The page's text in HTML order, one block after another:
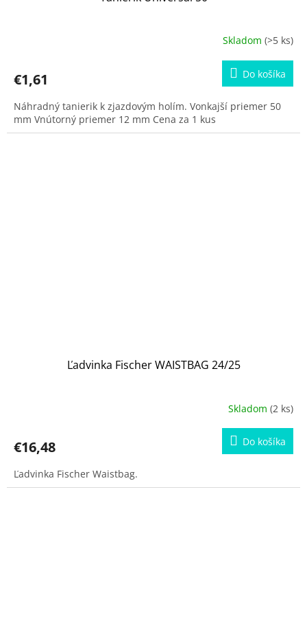
Skladom (>5 ks)
€1,61 Do košíka
Náhradný tanierik k zjazdovým holím. Vonkajší priemer 50
mm Vnútorný priemer 12 mm Cena za 1 kus
Ľadvinka Fischer WAISTBAG 24/25
Skladom (2 ks)
€16,48 Do košíka
Ľadvinka Fischer Waistbag.